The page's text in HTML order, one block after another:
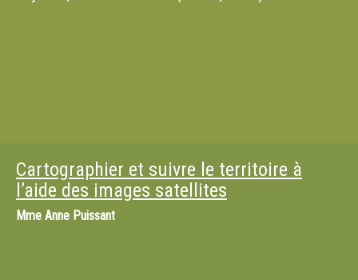
Cartographier et suivre le territoire à
l’aide des images satellites
Mme Anne Puissant